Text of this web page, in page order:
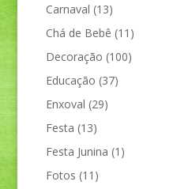
Carnaval (13)
Chá de Bebê (11)
Decoração (100)
Educação (37)
Enxoval (29)
Festa (13)
Festa Junina (1)
Fotos (11)